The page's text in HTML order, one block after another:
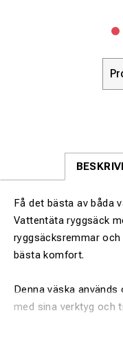
Få det bästa av båda
Vattentäta ryggsäck
ryggsäcksremmar
bästa komfort.
Denna väska
med sina verktyg och